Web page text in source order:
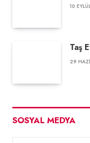
10
Taş
29
SOSYAL MEDYA